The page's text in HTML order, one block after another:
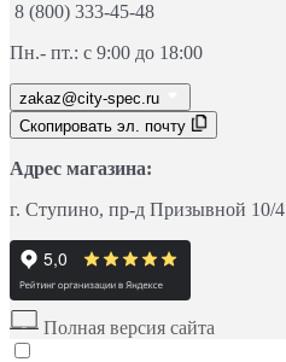
8 (800) 333-45-48
Пн.- пт.: с 9:00 до 18:00
zakaz@city-spec.ru
Скопировать эл. почту
Адрес магазина:
г. Ступино, пр-д Призывной 10/4
Полная версия сайта